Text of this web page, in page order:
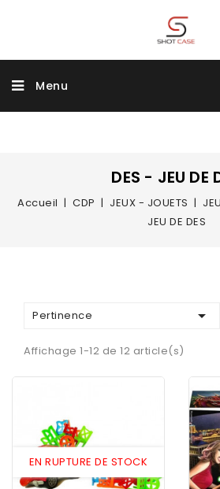
Menu
DES - JEU DE
Accueil CDP JEUX - JOUETS
JEU DE DES
Pertinence 
Affichage 1-12 de 12 article(s)
EN RUPTURE DE STOCK